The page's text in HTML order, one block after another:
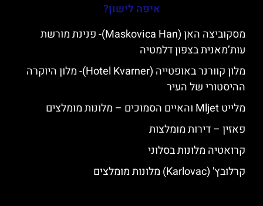
איפה לישון?
מסקוביצה האן (Maskovica Han)- פנינת מורשת
עות’מאנית בצפון דלמטיה
מלון קוורנר באופטייה (Hotel Kvarner)- מלון היוקרה
ההיסטורי של העיר
מלייט Mljet והאיים הסמוכים – מלונות מומלצים
פאזין – דירות מומלצות
קרואטיה מלונות בסלוני
קרלובץ' (Karlovac) מלונות מומלצים